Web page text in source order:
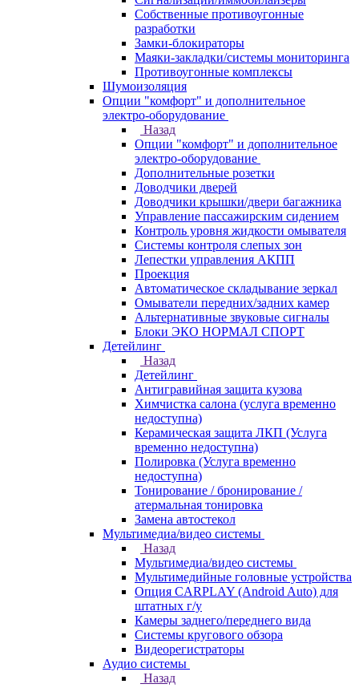
Собственные противоугонные
разработки
Замки-блокираторы
Маяки-закладки/системы мониторинга
Противоугонные комплексы
Шумоизоляция
Опции "комфорт" и дополнительное
электро-оборудование
Назад
Опции "комфорт" и дополнительное
электро-оборудование
Дополнительные розетки
Доводчики дверей
Доводчики крышки/двери багажника
Управление пассажирским сидением
Контроль уровня жидкости омывателя
Системы контроля слепых зон
Лепестки управления АКПП
Проекция
Автоматическое складывание зеркал
Омыватели передних/задних камер
Альтернативные звуковые сигналы
Блоки ЭКО НОРМАЛ СПОРТ
Детейлинг
Назад
Детейлинг
Антигравийная защита кузова
Химчистка салона (услуга временно
недоступна)
Керамическая защита ЛКП (Услуга
временно недоступна)
Полировка (Услуга временно
недоступна)
Тонирование / бронирование /
атермальная тонировка
Замена автостекол
Мультимедиа/видео системы
Назад
Мультимедиа/видео системы
Мультимедийные головные устройства
Опция CARPLAY (Android Auto) для
штатных г/у
Камеры заднего/переднего вида
Системы кругового обзора
Видеорегистраторы
Аудио системы
Назад